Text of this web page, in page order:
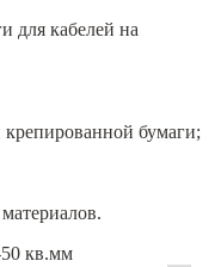
для кабелей на
бумаги;
кв.мм